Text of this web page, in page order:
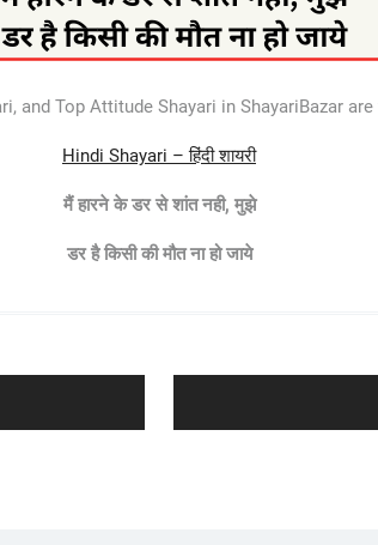
and Top Attitude Shayari in ShayariBazar
Hindi Shayari – हिंदी शायरी
मैं हारने के डर से शांत नही, मुझे
डर है किसी की मौत ना हो जाये